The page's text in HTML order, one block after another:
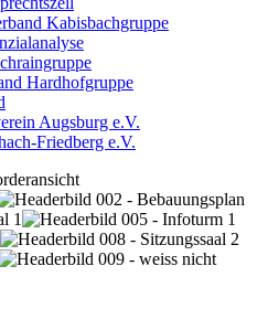
Kabisbachgruppe
Hardhofgruppe
Augsburg e.V.
Friedberg e.V.